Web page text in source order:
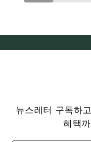
뉴스레터 구독하
혜택